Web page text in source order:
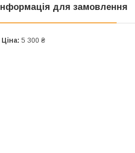
Інформація для замовлення
Ціна: 5 300 ₴